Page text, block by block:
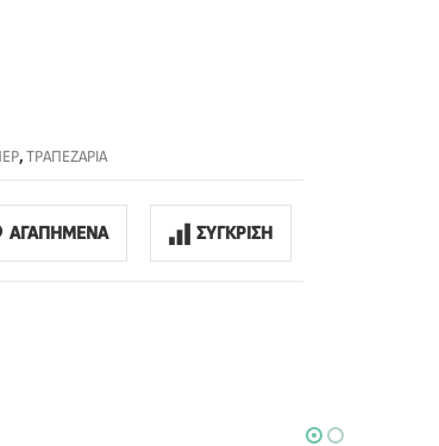
,ΤΡΑΠΕΖΑΡΙΑ
ΑΓΑΠΗΜΕΝΑ ΣΥΓΚΡΙΣΗ